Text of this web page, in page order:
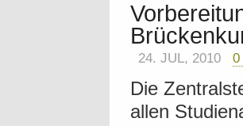
24. JUL, 2010 0
Die
allen